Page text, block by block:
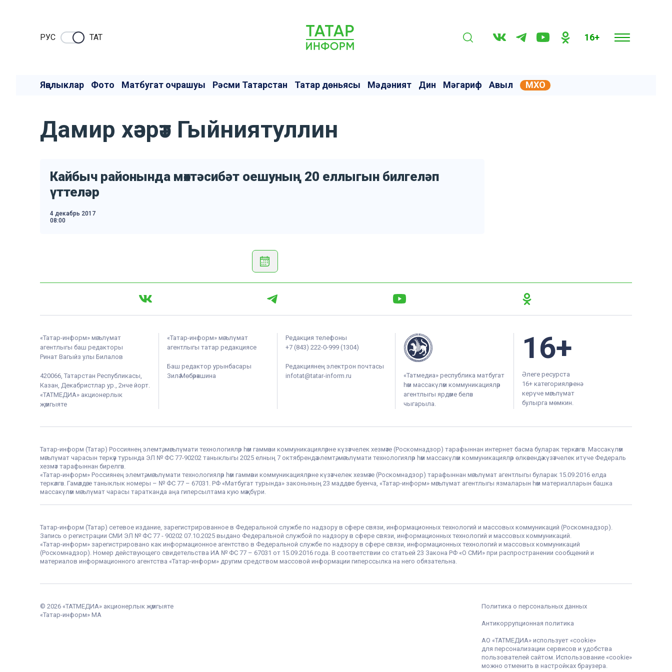
РУC ТАТ 16+
Яңалыклар Фото Матбугат очрашуы Рәсми Татарстан Татар дөньясы Мәдәният Дин Мәгариф Авыл МХО
Дамир хәзрәт Гыйниятуллин
Кайбыч районында мөхтәсибәт оешуның 20 еллыгын билгеләп
үттеләр
4 декабрь 2017
08:00
«Татар-информ» мәгълүмат
агентлыгы баш редакторы
Ринат Вагыйз улы Билалов
420066, Татарстан Республикасы,
Казан, Декабристлар ур., 2нче йорт.
«ТАТМЕДИА» акционерлык
җәмгыяте
«Татар-информ» мәгълүмат
агентлыгы татар редакциясе
Баш редактор урынбасары
Зилә Мөбәрәкшина
Редакция телефоны
+7 (843) 222-0-999 (1304)
Редакциянең электрон почтасы
infotat@tatar-inform.ru
«Татмедиа» республика матбугат
һәм массакүләм коммуникацияләр
агентлыгы ярдәме белән
чыгарыла.
16+
Әлеге ресурста
16+ категорияләренә
керүче мәгълүмат
булырга мөмкин.
Татар-информ (Татар) Россиянең элемтә, мәгълүмати технологияләр һәм гаммәви коммуникацияләрне күзәтчелек хезмәте (Роскомнадзор) тарафыннан интернет басма буларак теркәлгән. Массакүләм
мәгълүмат чарасын теркәү турында ЭЛ № ФС 77-90202 таныклыгы 2025 елның 7 октябрендә элемтә, мәгълүмати технологияләр һәм массакүләм коммуникацияләр өлкәсендә күзәтчелек итүче Федераль
хезмәт тарафыннан бирелгән.
«Татар-информ» Россиянең элемтә, мәгълүмати технологияләр һәм гаммәви коммуникацияләрне күзәтчелек хезмәте (Роскомнадзор) тарафыннан мәгълүмат агентлыгы буларак 15.09.2016 елда
теркәлгән. Гамәлдәге таныклык номеры – № ФС 77 – 67031. РФ «Матбугат турында» законының 23 маддәсе буенча, «Татар-информ» мәгълүмат агентлыгы язмаларын һәм материалларын башка
массакүләм мәгълүмат чарасы таратканда аңа гиперсылтама кую мәҗбүри.
Татар-информ (Татар) сетевое издание, зарегистрированное в Федеральной службе по надзору в сфере связи, информационных технологий и массовых коммуникаций (Роскомнадзор).
Запись о регистрации СМИ ЭЛ № ФС 77 - 90202 07.10.2025 выдано Федеральной службой по надзору в сфере связи, информационных технологий и массовых коммуникаций.
«Татар-информ» зарегистрировано как информационное агентство в Федеральной службе по надзору в сфере связи, информационных технологий и массовых коммуникаций
(Роскомнадзор). Номер действующего свидетельства ИА № ФС 77 – 67031 от 15.09.2016 года. В соответствии со статьей 23 Закона РФ «О СМИ» при распространении сообщений и
материалов информационного агентства «Татар-информ» другим средством массовой информации гиперссылка на него обязательна.
© 2026 «ТАТМЕДИА» акционерлык җәмгыяте
«Татар-информ» МА
Политика о персональных данных
Антикоррупционная политика
АО «ТАТМЕДИА» использует «cookie»
для персонализации сервисов и удобства
пользователей сайтом. Использование «cookie»
можно отменить в настройках браузера.